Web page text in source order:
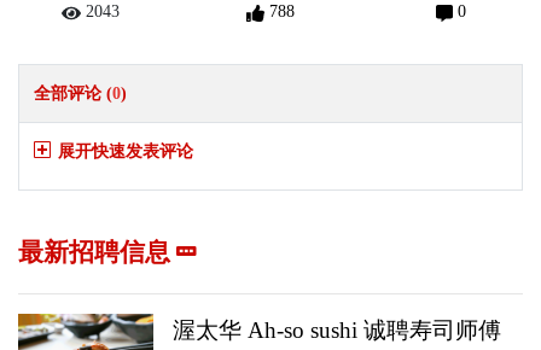
2043 788 0
全部评论 (0)
展开快速发表评论
最新招聘信息
渥太华 Ah-so sushi 诚聘寿司师傅